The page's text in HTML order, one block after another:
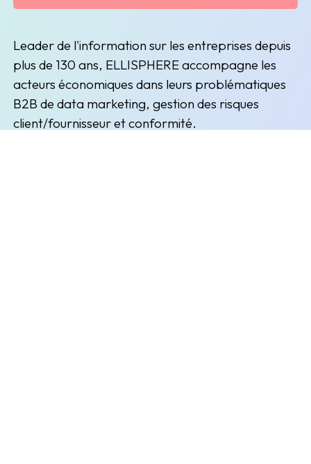
Leader de l'information sur les entreprises depuis
plus de 130 ans, ELLISPHERE accompagne les
acteurs économiques dans leurs problématiques
B2B de data marketing, gestion des risques
client/fournisseur et conformité.